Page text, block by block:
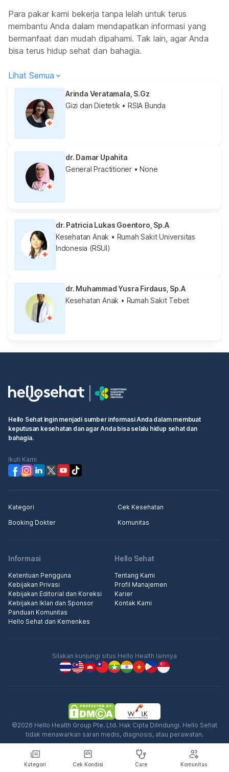
Para pakar kami bekerja tanpa lelah untuk terus
membantu Anda dalam mendapatkan informasi yang
bermanfaat dan mudah dipahami. Tak lain, agar Anda
bisa terus hidup sehat dan bahagia.
Lihat Semua
Arinda Veratamala, S.Gz
Gizi dan Dietetik • RSIA Bunda
dr. Damar Upahita
General Practitioner • None
dr. Patricia Lukas Goentoro, Sp.A
Kesehatan Anak • Rumah Sakit Universitas
Indonesia (RSUI)
dr. Muhammad Yusra Firdaus, Sp.A
Kesehatan Anak • Rumah Sakit Tebet
Kategori Cek Kondisi Care Komunitas
Hello Sehat ingin menjadi sumber informasi Anda dalam membuat
keputusan kesehatan dan agar Anda bisa selalu hidup sehat dan
bahagia.
Ikuti Kami
Kategori
Cek Kesehatan
Booking Dokter
Komunitas
Informasi
Ketentuan Pengguna
Kebijakan Privasi
Kebijakan Editorial dan Koreksi
Kebijakan Iklan dan Sponsor
Panduan Komunitas
Hello Sehat dan Kemenkes
Hello Sehat
Tentang Kami
Profil Manajemen
Karier
Kontak Kami
Silakan kunjungi situs Hello Health lainnya
©2026 Hello Health Group Pte. Ltd. Hak Cipta Dilindungi. Hello Sehat
tidak menawarkan saran medis, diagnosis, atau perawatan.